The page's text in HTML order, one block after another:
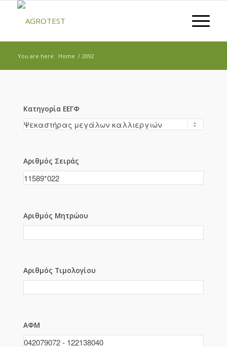
You are here: Home / 2092
Κατηγορία ΕΕΓΦ
Αριθμός Σειράς
Αριθμός Μητρώου
Αριθμός Τιμολογίου
ΑΦΜ